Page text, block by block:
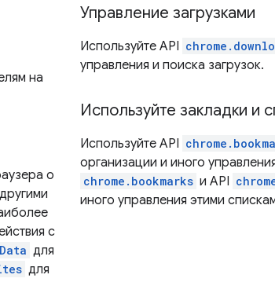
на
о
с
для
для
Управление загрузками
Используйте API
управления и поиска загрузок.
Используйте закладки и
Используйте API
организации и иного
chrome.bookmarks и API
иного управления этими